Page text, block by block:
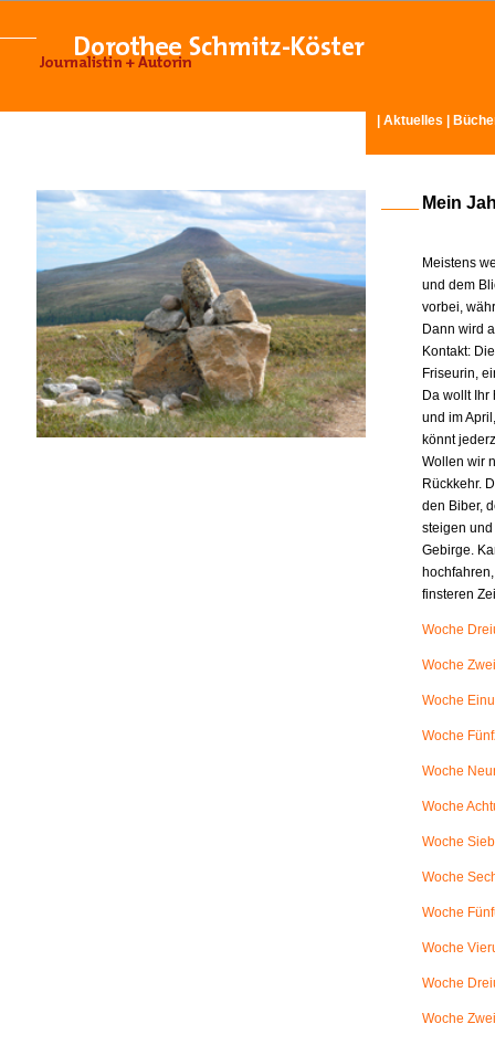
Aktuelles
Mein
Meistens
und dem
vorbei,
Dann wird
Kontakt:
Friseurin,
Da wollt
und im
könnt
Wollen wir
Rückkehr.
den Biber,
steigen
Gebirge.
finsteren
Woche
Woche
Woche
Woche
Woche
Woche
Woche
Woche
Woche
Woche
Woche
Woche